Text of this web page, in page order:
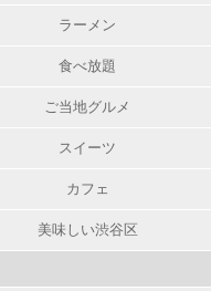
ラーメン
食べ放題
ご当地グルメ
スイーツ
カフェ
美味しい渋谷区